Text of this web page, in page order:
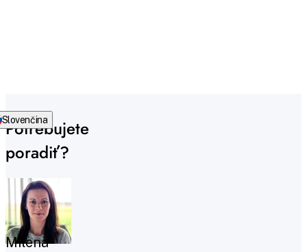
Potrebujete
poradiť?
Milena
Slovenčina